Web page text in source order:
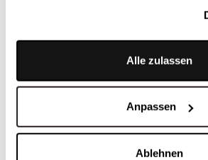
Alle zulassen
Anpassen
Ablehnen